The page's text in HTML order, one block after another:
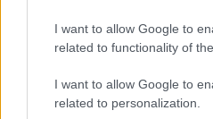
I want to allow Google to
related to functionality of
I want to allow Google to
related to personalization.
Sportmagazine: notizie,
calcio, basket, tennis, ciclismo,